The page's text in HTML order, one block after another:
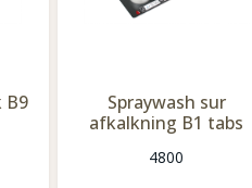
B9
Spraywash sur
afkalkning B1 tabs
4800